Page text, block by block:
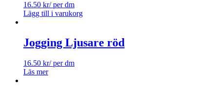
16.50 kr/ per dm
Lägg till i varukorg
Jogging Ljusare röd
16.50 kr/ per dm
Läs mer